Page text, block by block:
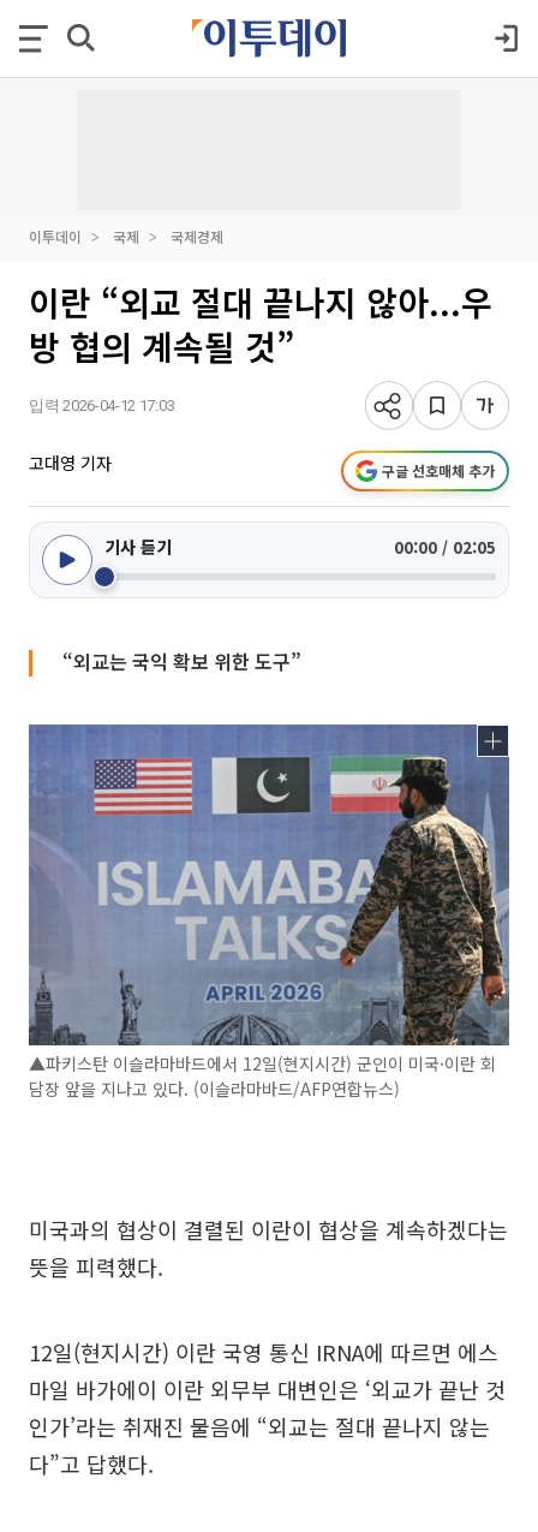
이투데이 국제 국제경제
이란 “외교 절대 끝나지 않아...우
방 협의 계속될 것”
입력 2026-04-12 17:03
고대영 기자 구글 선호매체 추가
기사 듣기 00:00 / 02:05
“외교는 국익 확보 위한 도구”
▲파키스탄 이슬라마바드에서 12일(현지시간) 군인이 미국·이란 회
담장 앞을 지나고 있다. (이슬라마바드/AFP연합뉴스)
미국과의 협상이 결렬된 이란이 협상을 계속하겠다는
뜻을 피력했다.
12일(현지시간) 이란 국영 통신 IRNA에 따르면 에스
마일 바가에이 이란 외무부 대변인은 ‘외교가 끝난 것
인가’라는 취재진 물음에 “외교는 절대 끝나지 않는
다”고 답했다.